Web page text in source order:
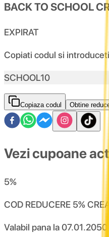
BACK TO SCHOOL
EXPIRAT
Copiati codul si
SCHOOL10
Copiaza codul Obtine
Vezi cupoane
5%
COD REDUCERE 5%
Valabil pana la07.01.2050